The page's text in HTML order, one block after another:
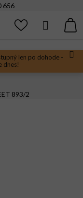
len po dohode -
dnes!
656
Hľadať
893/2